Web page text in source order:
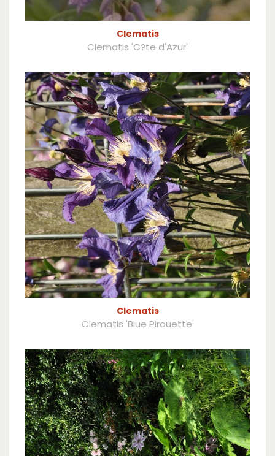
Clematis
Clematis 'C?te d'Azur'
Clematis
Clematis 'Blue Pirouette'